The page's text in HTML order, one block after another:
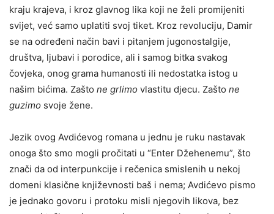
kraju krajeva, i kroz glavnog lika koji ne želi promijeniti
svijet, već samo uplatiti svoj tiket. Kroz revoluciju, Damir
se na određeni način bavi i pitanjem jugonostalgije,
društva, ljubavi i porodice, ali i samog bitka svakog
čovjeka, onog grama humanosti ili nedostatka istog u
našim bićima. Zašto ne grlimo vlastitu djecu. Zašto ne
guzimo svoje žene.
Jezik ovog Avdićevog romana u jednu je ruku nastavak
onoga što smo mogli pročitati u “Enter Džehenemu”, što
znači da od interpunkcije i rečenica smislenih u nekoj
domeni klasične književnosti baš i nema; Avdićevo pismo
je jednako govoru i protoku misli njegovih likova, bez